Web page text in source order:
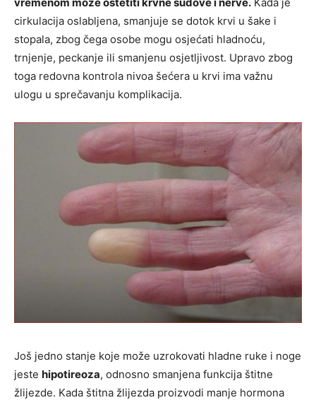
cirkulacija oslabljena, smanjuje se dotok krvi u šake i
stopala, zbog čega osobe mogu osjećati hladnoću,
trnjenje, peckanje ili smanjenu osjetljivost. Upravo zbog
toga redovna kontrola nivoa šećera u krvi ima važnu
ulogu u sprečavanju komplikacija.
Još jedno stanje koje može uzrokovati hladne ruke i noge
jeste hipotireoza, odnosno smanjena funkcija štitne
žlijezde. Kada štitna žlijezda proizvodi manje hormona